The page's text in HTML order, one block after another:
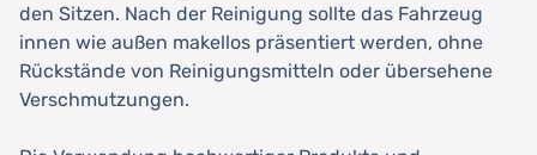
den Sitzen. Nach der Reinigung sollte das Fahrzeug
innen wie außen makellos präsentiert werden, ohne
Rückstände von Reinigungsmitteln oder übersehene
Verschmutzungen.